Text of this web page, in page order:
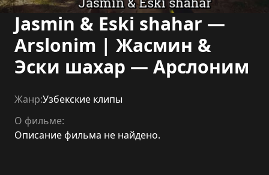
Jasmin & Eski shahar —
Arslonim | Жасмин &
Эски шахар — Арслоним
Жанр:Узбекские клипы
О фильме:
Описание фильма не найдено.